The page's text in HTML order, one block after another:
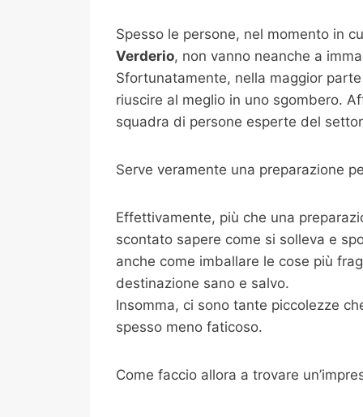
Spesso le persone, nel momento in
Verderio, non vanno neanche a
Sfortunatamente, nella maggior
riuscire al meglio in uno sgombero.
squadra di persone esperte del
Serve veramente una preparazione
Effettivamente, più che una
scontato sapere come si solleva e
anche come imballare le cose più
destinazione sano e salvo.
Insomma, ci sono tante piccolezze
spesso meno faticoso.
Come faccio allora a trovare